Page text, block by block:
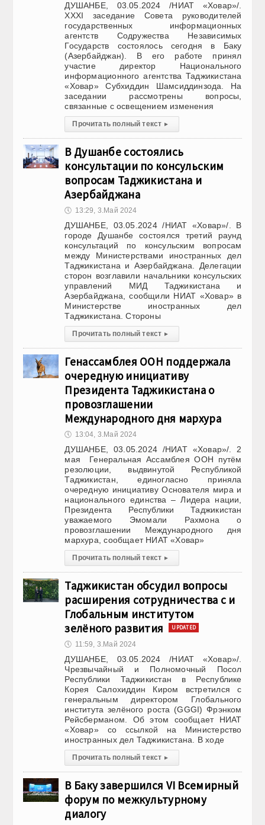
ДУШАНБЕ, 03.05.2024 /НИАТ «Ховар»/.
XXXI заседание Совета руководителей
государственных информационных
агентств Содружества Независимых
Государств состоялось сегодня в Баку
(Азербайджан). В его работе принял
участие директор Национального
информационного агентства Таджикистана
«Ховар» Субхиддин Шамсиддинзода. На
заседании рассмотрены вопросы,
связанные с освещением изменения
Прочитать полный текст ▸
В Душанбе состоялись
консультации по консульским
вопросам Таджикистана и
Азербайджана
🕔 13:29, 3.Май 2024
ДУШАНБЕ, 03.05.2024 /НИАТ «Ховар»/. В
городе Душанбе состоялся третий раунд
консультаций по консульским вопросам
между Министерствами иностранных дел
Таджикистана и Азербайджана. Делегации
сторон возглавили начальники консульских
управлений МИД Таджикистана и
Азербайджана, сообщили НИАТ «Ховар» в
Министерстве иностранных дел
Таджикистана. Стороны
Прочитать полный текст ▸
Генассамблея ООН поддержала
очередную инициативу
Президента Таджикистана о
провозглашении
Международного дня мархура
🕔 13:04, 3.Май 2024
ДУШАНБЕ, 03.05.2024 /НИАТ «Ховар»/. 2
мая Генеральная Ассамблея ООН путём
резолюции, выдвинутой Республикой
Таджикистан, единогласно приняла
очередную инициативу Основателя мира и
национального единства – Лидера нации,
Президента Республики Таджикистан
уважаемого Эмомали Рахмона о
провозглашении Международного дня
мархура, сообщает НИАТ «Ховар»
Прочитать полный текст ▸
Таджикистан обсудил вопросы
расширения сотрудничества с и
Глобальным институтом
зелёного развития
UPDATED
🕔 11:59, 3.Май 2024
ДУШАНБЕ, 03.05.2024 /НИАТ «Ховар»/.
Чрезвычайный и Полномочный Посол
Республики Таджикистан в Республике
Корея Салохиддин Киром встретился с
генеральным директором Глобального
института зелёного роста (GGGI) Фрэнком
Рейсберманом. Об этом сообщает НИАТ
«Ховар» со ссылкой на Министерство
иностранных дел Таджикистана. В ходе
Прочитать полный текст ▸
В Баку завершился VI Всемирный
форум по межкультурному
диалогу